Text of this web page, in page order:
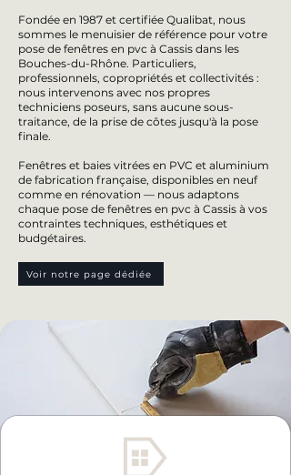
Fondée en 1987 et certifiée Qualibat, nous
sommes le menuisier de référence pour votre
pose de fenêtres en pvc à Cassis dans les
Bouches-du-Rhône. Particuliers,
professionnels, copropriétés et collectivités :
nous intervenons avec nos propres
techniciens poseurs, sans aucune sous-
traitance, de la prise de côtes jusqu'à la pose
finale.
Fenêtres et baies vitrées en PVC et aluminium
de fabrication française, disponibles en neuf
comme en rénovation — nous adaptons
chaque pose de fenêtres en pvc à Cassis à vos
contraintes techniques, esthétiques et
budgétaires.
Voir notre page dédiée